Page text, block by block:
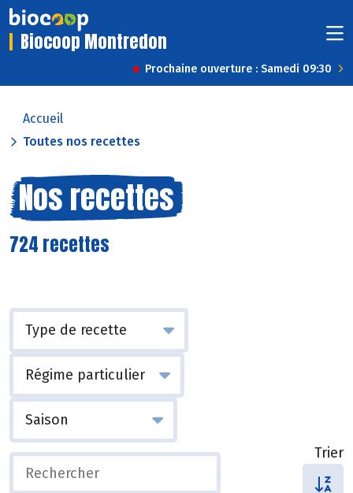
Biocoop Montredon
Prochaine ouverture : Samedi 09:30
Accueil
Toutes nos recettes
Nos recettes
724 recettes
Trier